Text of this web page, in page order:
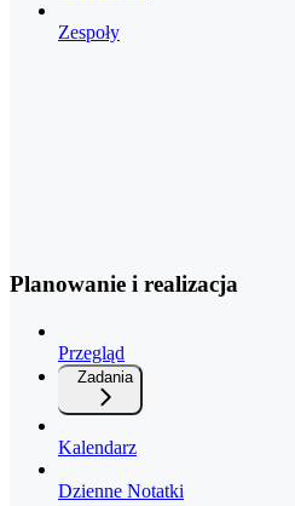
Zespoły
Planowanie i realizacja
Przegląd
Zadania
Kalendarz
Dzienne Notatki